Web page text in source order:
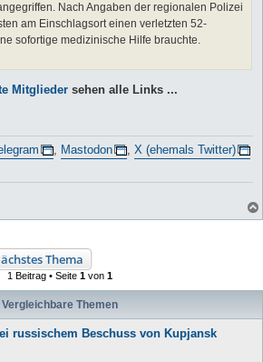
Nach Angaben der regionalen Polizei
am Einschlagsort einen verletzten 52-
sofortige medizinische Hilfe brauchte.
Mitglieder sehen alle Links ...
Mastodon
X (ehemals Twitter)
Thema
1 Beitrag • Seite 1 von 1
Vergleichbare Themen
russischem Beschuss von Kupjansk